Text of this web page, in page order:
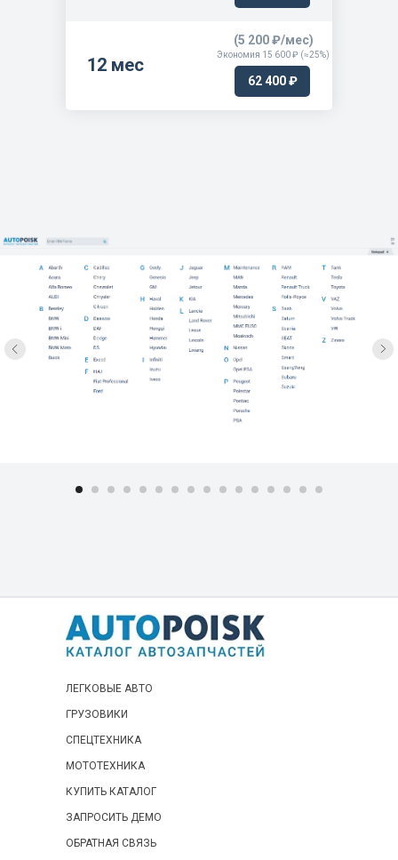
(5 200 ₽/мес)
Экономия 15 600 ₽ (≈25%)
62 400 ₽
12 мес
ОБРАТНАЯ СВЯЗЬ
ЗАПРОСИТЬ ДЕМО
КУПИТЬ КАТАЛОГ
СПЕЦТЕХНИКА
МОТОТЕХНИКА
ГРУЗОВИКИ
ЛЕГКОВЫЕ АВТО